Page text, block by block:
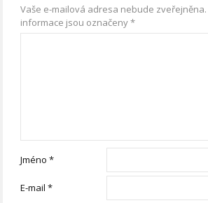
Vaše e-mailová adresa nebude zveřejněna.
informace jsou označeny*
Jméno*
E-mail*